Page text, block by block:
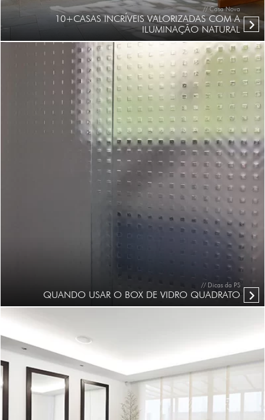
// Casa Nova
10+CASAS INCRÍVEIS VALORIZADAS COM A
ILUMINAÇÃO NATURAL
// Dicas da PS
QUANDO USAR O BOX DE VIDRO QUADRATO